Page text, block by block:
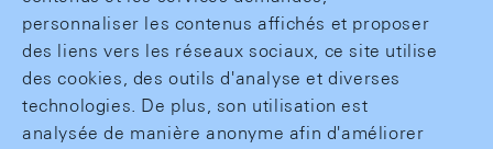
personnaliser les contenus affichés et proposer
des liens vers les réseaux sociaux, ce site utilise
des cookies, des outils d'analyse et diverses
technologies. De plus, son utilisation est
analysée de manière anonyme afin d'améliorer